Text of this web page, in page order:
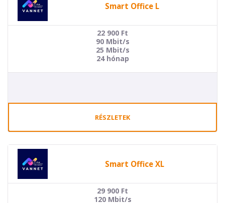
Smart Office L
22 900 Ft
90 Mbit/s
25 Mbit/s
24 hónap
RÉSZLETEK
Smart Office XL
29 900 Ft
120 Mbit/s